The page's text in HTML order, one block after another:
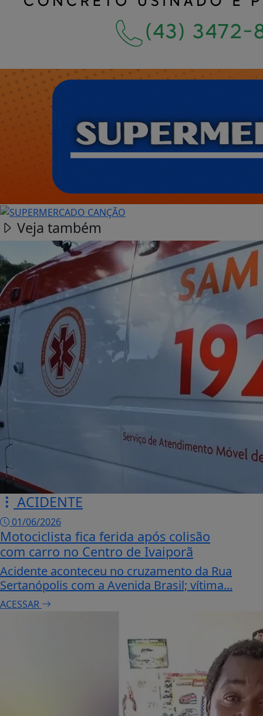
Veja também
ACIDENTE
01/06/2026
Motociclista fica ferida após colisão
com carro no Centro de Ivaiporã
Acidente aconteceu no cruzamento da Rua
Sertanópolis com a Avenida Brasil; vítima...
ACESSAR